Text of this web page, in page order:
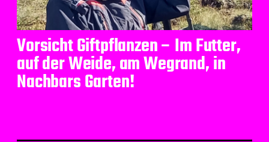
Vorsicht Giftpflanzen – Im Futter,
auf der Weide, am Wegrand, in
Nachbars Garten!